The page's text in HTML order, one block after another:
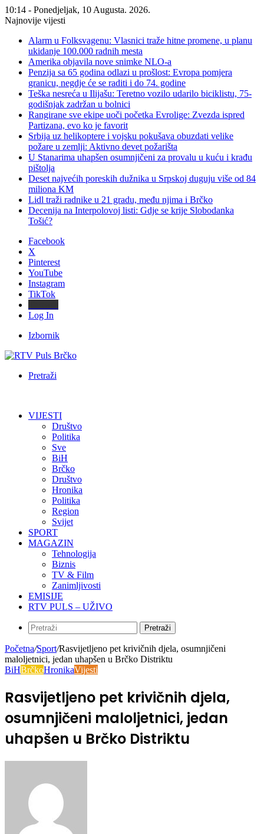
10:14 - Ponedjeljak, 10 Augusta. 2026.
Najnovije vijesti
Alarm u Folksvagenu: Vlasnici traže hitne promene, u planu
ukidanje 100.000 radnih mesta
Amerika objavila nove snimke NLO-a
Penzija sa 65 godina odlazi u prošlost: Evropa pomjera
granicu, negdje će se raditi i do 74. godine
Teška nesreća u Ilijašu: Teretno vozilo udarilo biciklistu, 75-
godišnjak zadržan u bolnici
Rangirane sve ekipe uoči početka Evrolige: Zvezda ispred
Partizana, evo ko je favorit
Srbija uz helikoptere i vojsku pokušava obuzdati velike
požare u zemlji: Aktivno devet požarišta
U Stanarima uhapšen osumnjičeni za provalu u kuću i krađu
pištolja
Deset najvećih poreskih dužnika u Srpskoj duguju više od 84
miliona KM
Lidl traži radnike u 21 gradu, među njima i Brčko
Decenija na Interpolovoj listi: Gdje se krije Slobodanka
Tošić?
Facebook
X
Pinterest
YouTube
Instagram
TikTok
Log In
Izbornik
Pretraži
VIJESTI
Društvo
Politika
Sve
BiH
Brčko
Društvo
Hronika
Politika
Region
Svijet
SPORT
MAGAZIN
Tehnologija
Biznis
TV & Film
Zanimljivosti
EMISIJE
RTV PULS – UŽIVO
Pretraži
Početna/Sport/Rasvijetljeno pet krivičnih djela, osumnjičeni
maloljetnici, jedan uhapšen u Brčko Distriktu
BiHBrčkoHronikaVijesti
Rasvijetljeno pet krivičnih djela,
osumnjičeni maloljetnici, jedan
uhapšen u Brčko Distriktu